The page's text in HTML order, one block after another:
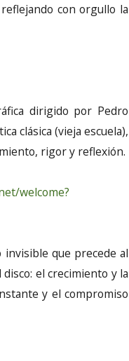
con orgullo la
dirigido por Pedro
clásica (vieja escuela),
rigor y reflexión.
welcome?
que precede al
el crecimiento y la
y el compromiso